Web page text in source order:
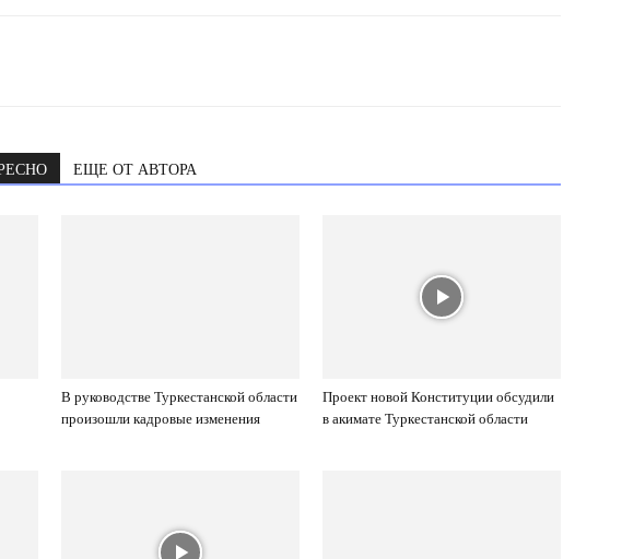
ЕЩЕ ОТ АВТОРА
В руководстве Туркестанской области
произошли кадровые изменения
Проект новой Конституции обсудили
в акимате Туркестанской области